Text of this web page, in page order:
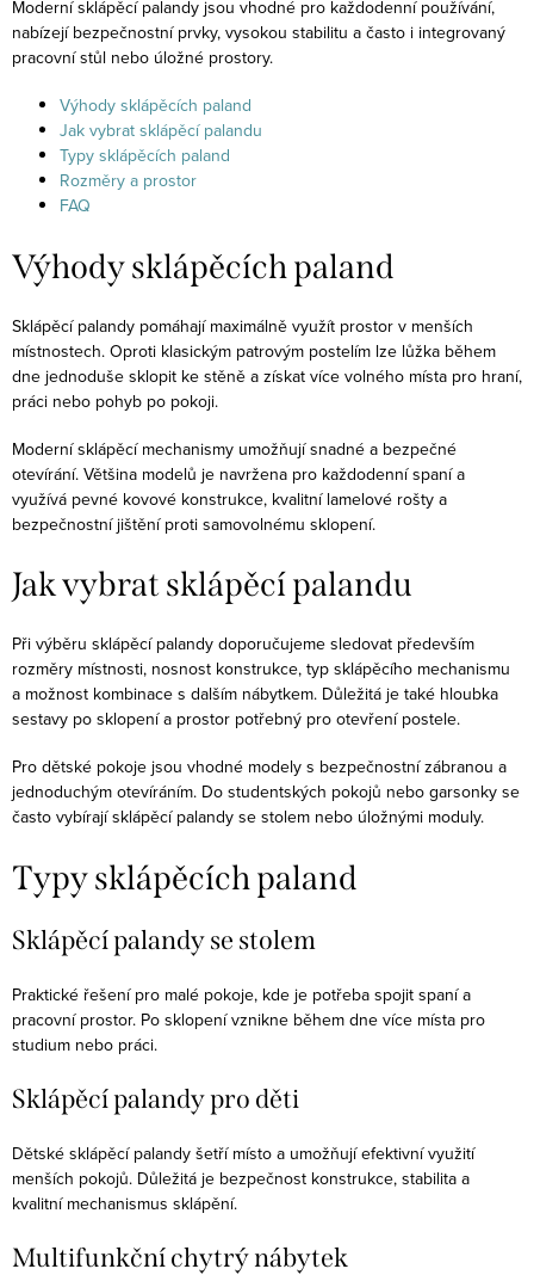
Moderní sklápěcí palandy jsou vhodné pro každodenní používání,
nabízejí bezpečnostní prvky, vysokou stabilitu a často i integrovaný
pracovní stůl nebo úložné prostory.
Výhody sklápěcích paland
Jak vybrat sklápěcí palandu
Typy sklápěcích paland
Rozměry a prostor
FAQ
Výhody sklápěcích paland
Sklápěcí palandy pomáhají maximálně využít prostor v menších
místnostech. Oproti klasickým patrovým postelím lze lůžka během
dne jednoduše sklopit ke stěně a získat více volného místa pro hraní,
práci nebo pohyb po pokoji.
Moderní sklápěcí mechanismy umožňují snadné a bezpečné
otevírání. Většina modelů je navržena pro každodenní spaní a
využívá pevné kovové konstrukce, kvalitní lamelové rošty a
bezpečnostní jištění proti samovolnému sklopení.
Jak vybrat sklápěcí palandu
Při výběru sklápěcí palandy doporučujeme sledovat především
rozměry místnosti, nosnost konstrukce, typ sklápěcího mechanismu
a možnost kombinace s dalším nábytkem. Důležitá je také hloubka
sestavy po sklopení a prostor potřebný pro otevření postele.
Pro dětské pokoje jsou vhodné modely s bezpečnostní zábranou a
jednoduchým otevíráním. Do studentských pokojů nebo garsonky se
často vybírají sklápěcí palandy se stolem nebo úložnými moduly.
Typy sklápěcích paland
Sklápěcí palandy se stolem
Praktické řešení pro malé pokoje, kde je potřeba spojit spaní a
pracovní prostor. Po sklopení vznikne během dne více místa pro
studium nebo práci.
Sklápěcí palandy pro děti
Dětské sklápěcí palandy šetří místo a umožňují efektivní využití
menších pokojů. Důležitá je bezpečnost konstrukce, stabilita a
kvalitní mechanismus sklápění.
Multifunkční chytrý nábytek